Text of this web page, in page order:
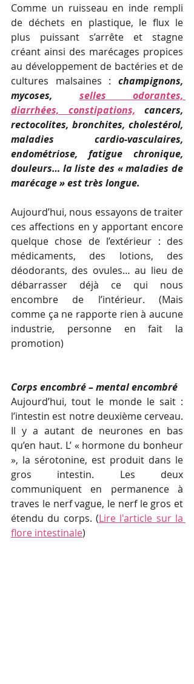
Comme un ruisseau en inde rempli
de déchets en plastique, le flux le
plus puissant s’arrête et stagne
créant ainsi des marécages propices
au développement de bactéries et de
cultures malsaines : champignons,
mycoses, selles odorantes,
diarrhées, constipations, cancers,
rectocolites, bronchites, cholestérol,
maladies cardio-vasculaires,
endométriose, fatigue chronique,
douleurs… la liste des « maladies de
marécage » est très longue.
Aujourd’hui, nous essayons de traiter
ces affections en y apportant encore
quelque chose de l’extérieur : des
médicaments, des lotions, des
déodorants, des ovules… au lieu de
débarrasser déjà ce qui nous
encombre de l’intérieur. (Mais
comme ça ne rapporte rien à aucune
industrie, personne en fait la
promotion)
Corps encombré – mental encombré
Aujourd’hui, tout le monde le sait :
l’intestin est notre deuxième cerveau.
Il y a autant de neurones en bas
qu’en haut. L’ « hormone du bonheur
», la sérotonine, est produit dans le
gros intestin. Les deux
communiquent en permanence à
traves le nerf vague, le nerf le gros et
étendu du corps. (Lire l'article sur la
flore intestinale)